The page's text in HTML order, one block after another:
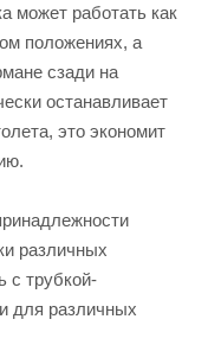
может работать как
положениях, а
сзади на
останавливает
это экономит
различных
с трубкой-
для различных